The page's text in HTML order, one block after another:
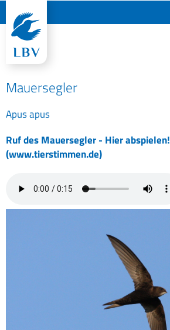
Mauersegler
Apus apus
Ruf des Mauersegler - Hier abspielen!
(www.tierstimmen.de)